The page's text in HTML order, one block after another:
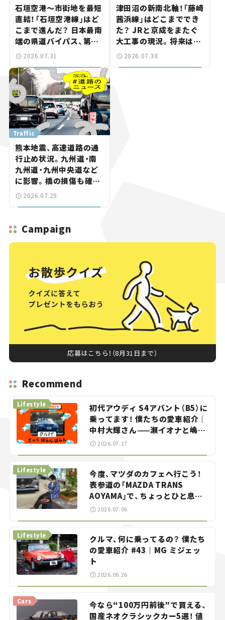
石垣空港～市街地を最短
直結！「石垣空港線」はど
こまで進んだ？ 日本最南
端の県道バイパス、第2
工区も延伸開通 【いま気
2026.07.31
津田沼の新南北軸！「藤崎
茜浜線」はどこまででき
た？ JRと京成をまたぐ
大工事の現況。将来は
「習志野～鎌ケ谷」を最短
2026.07.30
Traffic
熊本地震、高速道路の通
行止め状況。九州道・南
九州道・九州中央道など
に影響。橋の損傷も確認
【道路のニュース】
2026.07.29
Campaign
応募はこちら！（8月31日まで）
Recommend
初代アウディ S4アバント（B5）に
乗ってます！ 僕たちの愛車紹介｜
中村大輝さん——瀬イオナと嶋田
智之の「クルマでざっくばらんば
Lifestyle
2026.07.17
今度、マツダのカフェへ行こう！
表参道の「MAZDA TRANS
AOYAMA」で、ちょっとひと息。
——連載｜CCGとクルマでどうす
Lifestyle
2026.07.06
クルマ、何に乗ってるの？ 僕たち
の愛車紹介 #43｜MG ミジェッ
ト
Lifestyle
2026.06.26
今なら“100万円前後”で買える、
国産ネオクラシックカー5選！ 値
Cars